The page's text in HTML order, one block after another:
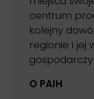
centrum
kolejny
regionie i jej
gospodarczy
O PAIH